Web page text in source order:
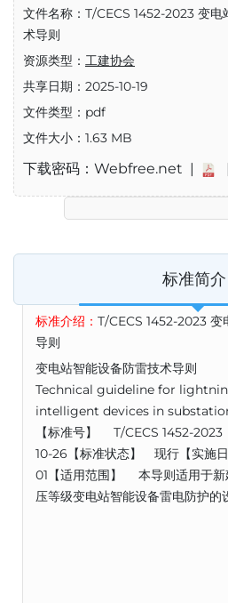
文件名称：T/CECS 1452-2023 变电
术导则
资源类型： 工建协会
共享日期：2025-10-19
文件类型：pdf
文件大小：1.63 MB
下载密码：Webfree.net |
标准简介
标准介绍： T/CECS 1452-2023 变
导则
变电站智能设备防雷技术导则
Technical guideline for
intelligent devices in
【标准号】 T/CECS 1452-
10-26【标准状态】 现行【实施
01【适用范围】 本导则适用于新
压等级变电站智能设备雷电防护的